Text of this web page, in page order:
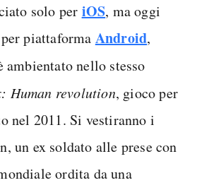
solo per iOS, ma oggi
piattaforma Android,
ambientato nello stesso
Human revolution, gioco per
nel 2011. Si vestiranno i
un ex soldato alle prese con
ordita da una